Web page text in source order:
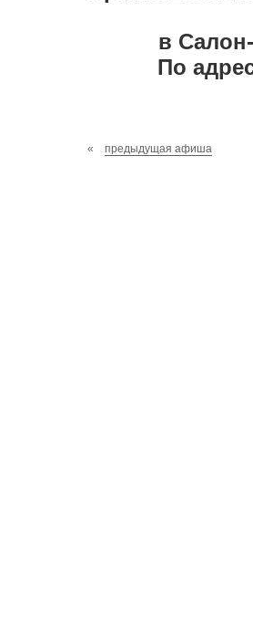
в
По
« предыдущая афиша